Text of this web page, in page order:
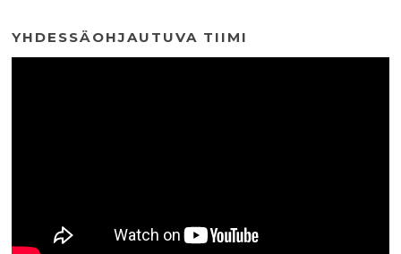
YHDESSÄOHJAUTUVA TIIMI